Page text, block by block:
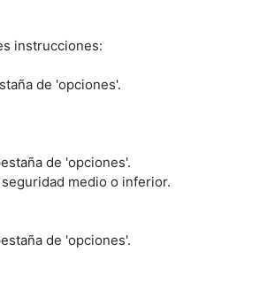
instrucciones:
de 'opciones'.
de 'opciones'.
medio o inferior.
de 'opciones'.